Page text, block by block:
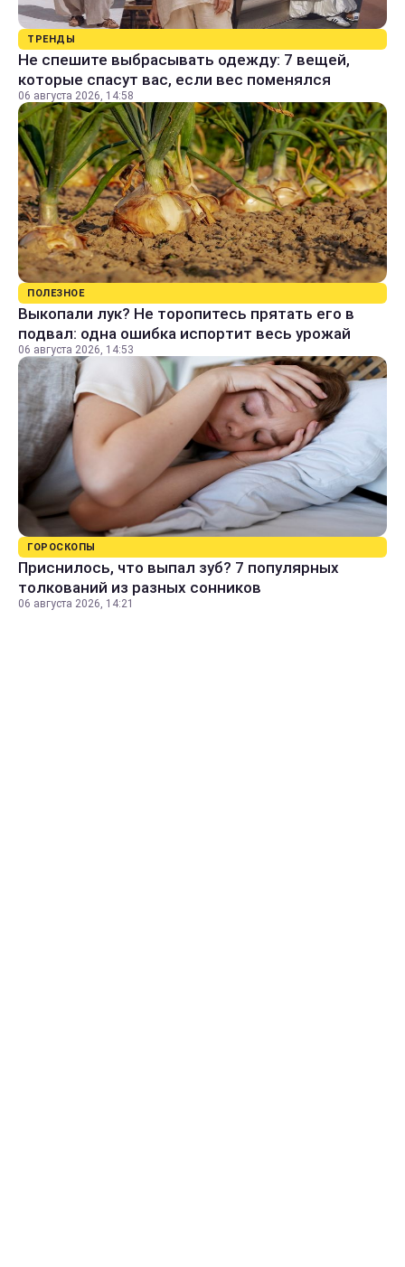
ТРЕНДЫ
Не спешите выбрасывать одежду: 7 вещей,
которые спасут вас, если вес поменялся
06 августа 2026, 14:58
ПОЛЕЗНОЕ
Выкопали лук? Не торопитесь прятать его в
подвал: одна ошибка испортит весь урожай
06 августа 2026, 14:53
ГОРОСКОПЫ
Приснилось, что выпал зуб? 7 популярных
толкований из разных сонников
06 августа 2026, 14:21